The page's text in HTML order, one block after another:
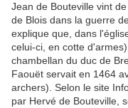
Jean de Bouteville vint
de Blois dans la guerre
explique que, dans
celui-ci, en cotte
chambellan du duc de
Faouët servait en 1464
archers). Selon le site
par Hervé de Bouteville,